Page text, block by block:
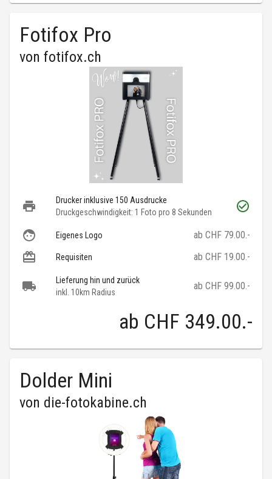
Fotifox Pro
von fotifox.ch
Drucker inklusive 150 Ausdrucke
Druckgeschwindigkeit: 1 Foto pro 8 Sekunden
Eigenes Logo ab CHF 79.00.-
Requisiten ab CHF 19.00.-
Lieferung hin und zurück
inkl. 10km Radius
ab CHF 99.00.-
ab CHF 349.00.-
Dolder Mini
von die-fotokabine.ch